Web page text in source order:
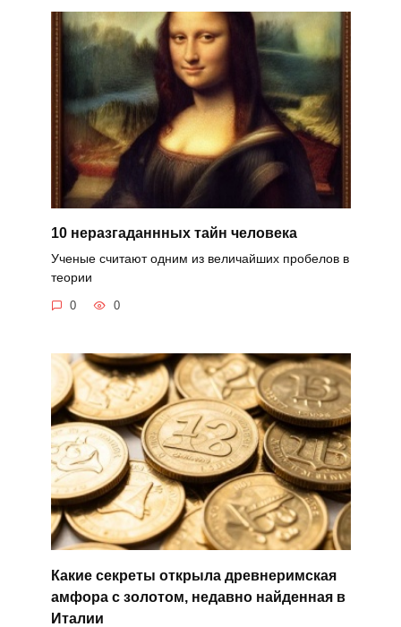
10 неразгаданнных тайн человека
Ученые считают одним из величайших пробелов в
теории
0 0
Какие секреты открыла древнеримская
амфора с золотом, недавно найденная в
Италии